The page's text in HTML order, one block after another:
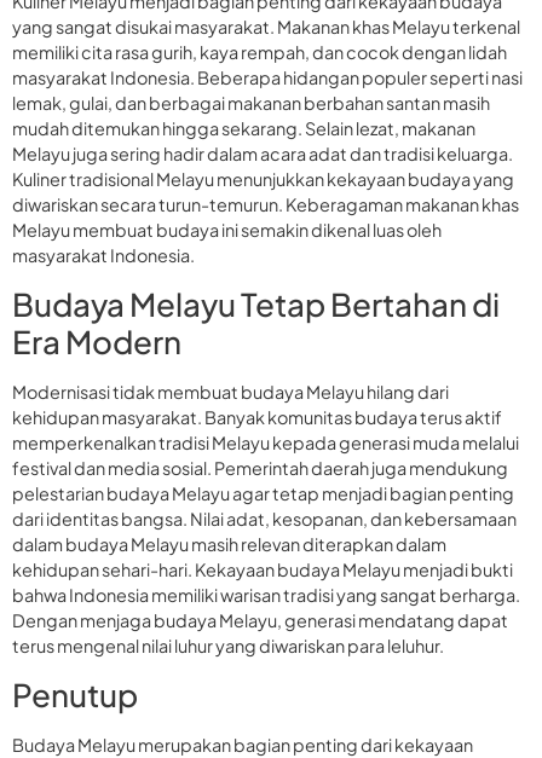
yang sangat disukai masyarakat. Makanan khas Melayu terkenal
memiliki cita rasa gurih, kaya rempah, dan cocok dengan lidah
masyarakat Indonesia. Beberapa hidangan populer seperti nasi
lemak, gulai, dan berbagai makanan berbahan santan masih
mudah ditemukan hingga sekarang. Selain lezat, makanan
Melayu juga sering hadir dalam acara adat dan tradisi keluarga.
Kuliner tradisional Melayu menunjukkan kekayaan budaya yang
diwariskan secara turun-temurun. Keberagaman makanan khas
Melayu membuat budaya ini semakin dikenal luas oleh
masyarakat Indonesia.
Budaya Melayu Tetap Bertahan di
Era Modern
Modernisasi tidak membuat budaya Melayu hilang dari
kehidupan masyarakat. Banyak komunitas budaya terus aktif
memperkenalkan tradisi Melayu kepada generasi muda melalui
festival dan media sosial. Pemerintah daerah juga mendukung
pelestarian budaya Melayu agar tetap menjadi bagian penting
dari identitas bangsa. Nilai adat, kesopanan, dan kebersamaan
dalam budaya Melayu masih relevan diterapkan dalam
kehidupan sehari-hari. Kekayaan budaya Melayu menjadi bukti
bahwa Indonesia memiliki warisan tradisi yang sangat berharga.
Dengan menjaga budaya Melayu, generasi mendatang dapat
terus mengenal nilai luhur yang diwariskan para leluhur.
Penutup
Budaya Melayu merupakan bagian penting dari kekayaan